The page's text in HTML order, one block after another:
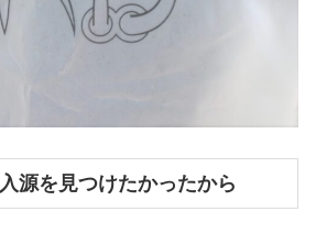
源を見つけたかったから